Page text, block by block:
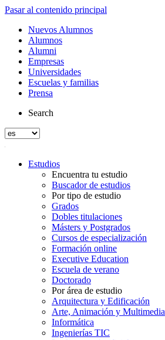
Pasar al contenido principal
Nuevos Alumnos
Alumnos
Alumni
Empresas
Universidades
Escuelas y familias
Prensa
Search
Estudios
Encuentra tu estudio
Buscador de estudios
Por tipo de estudio
Grados
Dobles titulaciones
Másters y Postgrados
Cursos de especialización
Formación online
Executive Education
Escuela de verano
Doctorado
Por área de estudio
Arquitectura y Edificación
Arte, Animación y Multimedia
Informática
Ingenierías TIC